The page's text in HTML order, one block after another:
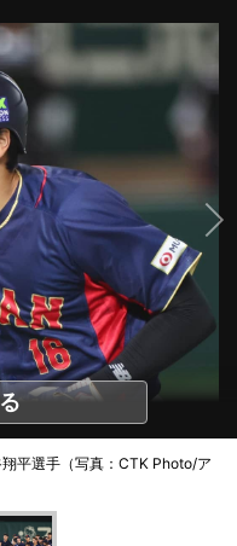
平選手（写真：CTK Photo/ア